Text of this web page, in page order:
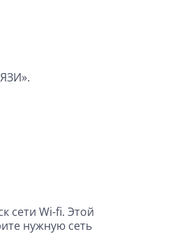
сети Wi-fi. Этой
нужную сеть